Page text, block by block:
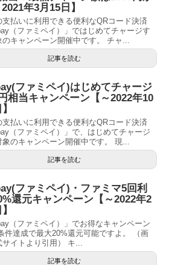
年3月15日】
支払いに利用できる便利なQRコード決済
（ファミペイ）」ではじめてチャージす
のキャンペーン開催中です。 チャ...
記事を読む
ファミペイ)はじめてチャージ
相当キャンペーン【～2022年10
支払いに利用できる便利なQRコード決済
（ファミペイ）」で、はじめてチャージ
のキャンペーン開催中です。 現...
記事を読む
ファミペイ)・ファミマ5回利
還元キャンペーン【～2022年2
（ファミペイ）」でお得なキャンペーン
件達成で最大20%還元可能ですよ。 （画
イトより引用） キ...
記事を読む